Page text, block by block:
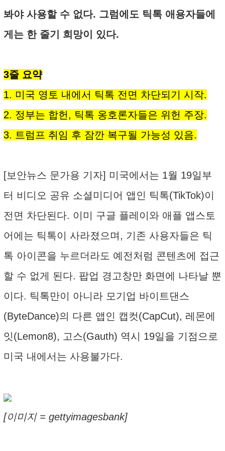
봐야 사용할 수 없다. 그럼에도 틱톡 애용자들에
게는 한 줄기 희망이 있다.
3줄 요약
1. 미국 영토 내에서 틱톡 전면 차단되기 시작.
2. 정부는 합헌, 틱톡 옹호론자들은 위헌 주장.
3. 트럼프 취임 후 잠깐 복구될 가능성 있음.
[보안뉴스 문가용 기자] 미국에서는 1월 19일부
터 비디오 공유 소셜미디어 앱인 틱톡(TikTok)이
전면 차단된다. 이미 구글 플레이와 애플 앱스토
어에는 틱톡이 사라졌으며, 기존 사용자들은 틱
톡 아이콘을 누르더라도 예전처럼 콘텐츠에 접근
할 수 없게 된다. 팝업 경고창만 화면에 나타날 뿐
이다. 틱톡만이 아니라 모기업 바이트댄스
(ByteDance)의 다른 앱인 캡컷(CapCut), 레몬에
잇(Lemon8), 고스(Gauth) 역시 19일을 기점으로
미국 내에서는 사용불가다.
[이미지 = gettyimagesbank]